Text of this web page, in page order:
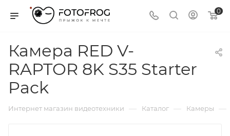
0
Камера RED V-
RAPTOR 8K S35 Starter
Pack
Интернет магазин видеотехники — Каталог — Камеры —